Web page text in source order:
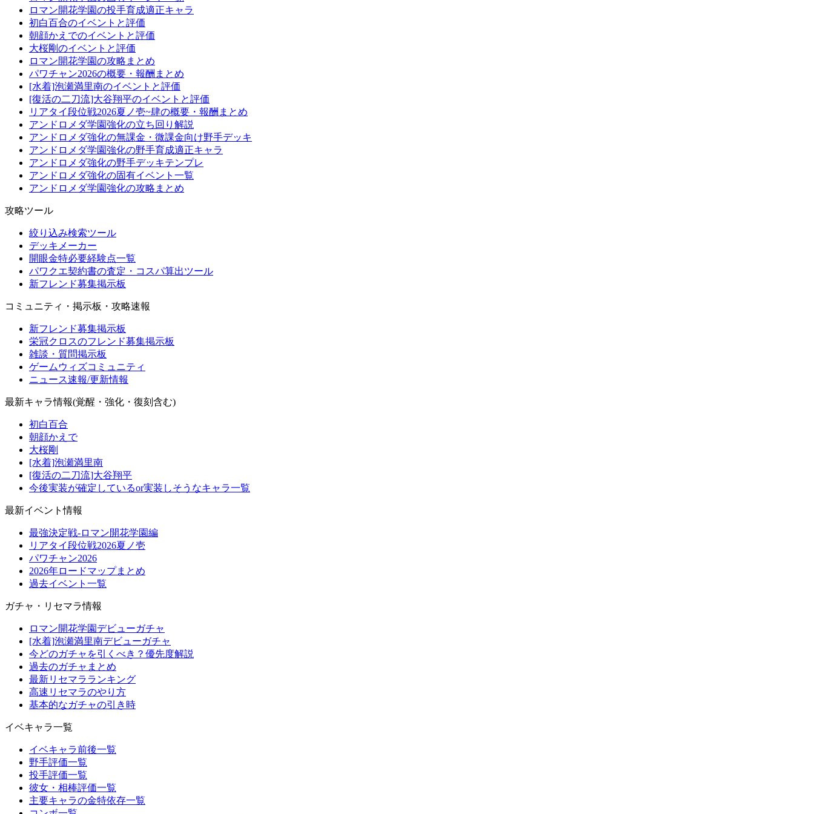
ロマン開花学園の投手育成適正キャラ
初白百合のイベントと評価
朝顔かえでのイベントと評価
大桜剛のイベントと評価
ロマン開花学園の攻略まとめ
パワチャン2026の概要・報酬まとめ
[水着]泡瀬満里南のイベントと評価
[復活の二刀流]大谷翔平のイベントと評価
リアタイ段位戦2026夏ノ壱~肆の概要・報酬まとめ
アンドロメダ学園強化の立ち回り解説
アンドロメダ強化の無課金・微課金向け野手デッキ
アンドロメダ学園強化の野手育成適正キャラ
アンドロメダ強化の野手デッキテンプレ
アンドロメダ強化の固有イベント一覧
アンドロメダ学園強化の攻略まとめ
攻略ツール
絞り込み検索ツール
デッキメーカー
開眼金特必要経験点一覧
パワクエ契約書の査定・コスパ算出ツール
新フレンド募集掲示板
コミュニティ・掲示板・攻略速報
新フレンド募集掲示板
栄冠クロスのフレンド募集掲示板
雑談・質問掲示板
ゲームウィズコミュニティ
ニュース速報/更新情報
最新キャラ情報(覚醒・強化・復刻含む)
初白百合
朝顔かえで
大桜剛
[水着]泡瀬満里南
[復活の二刀流]大谷翔平
今後実装が確定しているor実装しそうなキャラ一覧
最新イベント情報
最強決定戦-ロマン開花学園編
リアタイ段位戦2026夏ノ壱
パワチャン2026
2026年ロードマップまとめ
過去イベント一覧
ガチャ・リセマラ情報
ロマン開花学園デビューガチャ
[水着]泡瀬満里南デビューガチャ
今どのガチャを引くべき？優先度解説
過去のガチャまとめ
最新リセマラランキング
高速リセマラのやり方
基本的なガチャの引き時
イベキャラ一覧
イベキャラ前後一覧
野手評価一覧
投手評価一覧
彼女・相棒評価一覧
主要キャラの金特依存一覧